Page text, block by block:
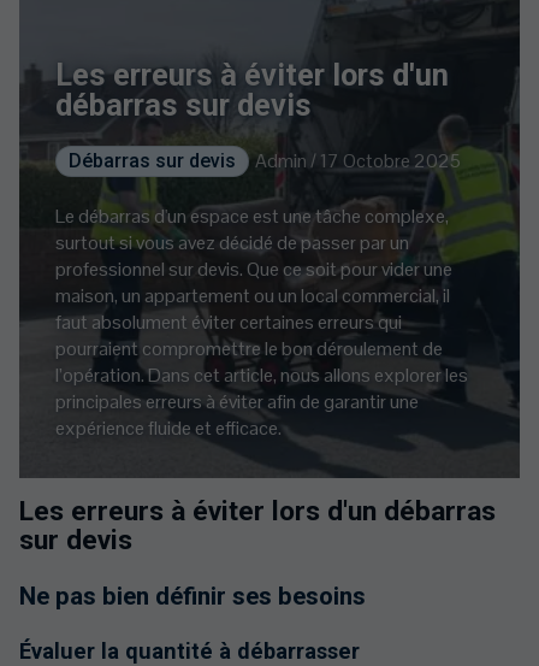
Les erreurs à éviter lors d'un
débarras sur devis
Débarras sur devis Admin / 17 Octobre 2025
Le débarras d'un espace est une tâche complexe,
surtout si vous avez décidé de passer par un
professionnel sur devis. Que ce soit pour vider une
maison, un appartement ou un local commercial, il
faut absolument éviter certaines erreurs qui
pourraient compromettre le bon déroulement de
l’opération. Dans cet article, nous allons explorer les
principales erreurs à éviter afin de garantir une
expérience fluide et efficace.
Les erreurs à éviter lors d'un débarras
sur devis
Ne pas bien définir ses besoins
Évaluer la quantité à débarrasser